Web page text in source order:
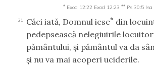
* Exod 12:22 Exod 12:23 ** Ps 30:5 Isa
21 Căci iată, Domnul iese* din
pedepsească nelegiuirile
pământului, şi pământul va da
şi nu va mai acoperi uciderile.